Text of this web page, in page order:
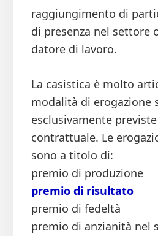
raggiungimento di
di presenza nel settore
datore di lavoro.
La casistica è molto
modalità di erogazione
esclusivamente
contrattuale. Le
sono a titolo di:
premio di produzione
premio di risultato
premio di fedeltà
premio di anzianità nel